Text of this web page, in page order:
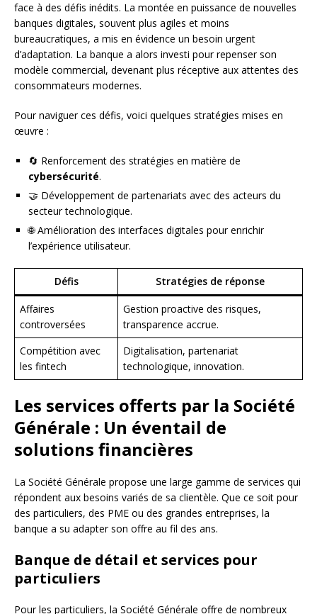
face à des défis inédits. La montée en puissance de nouvelles
banques digitales, souvent plus agiles et moins
bureaucratiques, a mis en évidence un besoin urgent
d’adaptation. La banque a alors investi pour repenser son
modèle commercial, devenant plus réceptive aux attentes des
consommateurs modernes.
Pour naviguer ces défis, voici quelques stratégies mises en
œuvre :
🔄 Renforcement des stratégies en matière de
cybersécurité.
🤝 Développement de partenariats avec des acteurs du
secteur technologique.
🌐 Amélioration des interfaces digitales pour enrichir
l’expérience utilisateur.
Défis Stratégies de réponse
Affaires
controversées
Gestion proactive des risques,
transparence accrue.
Compétition avec
les fintech
Digitalisation, partenariat
technologique, innovation.
Les services offerts par la Société
Générale : Un éventail de
solutions financières
La Société Générale propose une large gamme de services qui
répondent aux besoins variés de sa clientèle. Que ce soit pour
des particuliers, des PME ou des grandes entreprises, la
banque a su adapter son offre au fil des ans.
Banque de détail et services pour
particuliers
Pour les particuliers, la Société Générale offre de nombreux